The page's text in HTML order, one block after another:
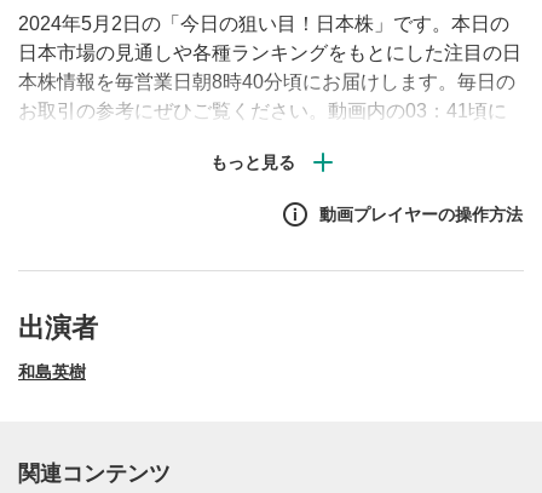
2024年5月2日の「今日の狙い目！日本株」です。本日の
日本市場の見通しや各種ランキングをもとにした注目の日
本株情報を毎営業日朝8時40分頃にお届けします。毎日の
お取引の参考にぜひご覧ください。動画内の03：41頃に
期比6.5％増」です。訂正してお詫び申し上げます。
動画プレイヤーの操作方法
出演者
和島英樹
関連コンテンツ